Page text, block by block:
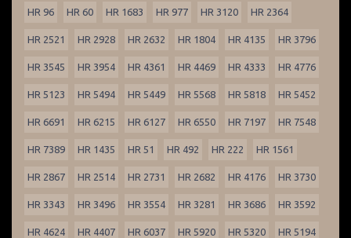
HR 96 HR 60 HR 1683 HR 977 HR 3120 HR 2364
HR 2521 HR 2928 HR 2632 HR 1804 HR 4135 HR 3796
HR 3545 HR 3954 HR 4361 HR 4469 HR 4333 HR 4776
HR 5123 HR 5494 HR 5449 HR 5568 HR 5818 HR 5452
HR 6691 HR 6215 HR 6127 HR 6550 HR 7197 HR 7548
HR 7389 HR 1435 HR 51 HR 492 HR 222 HR 1561
HR 2867 HR 2514 HR 2731 HR 2682 HR 4176 HR 3730
HR 3343 HR 3496 HR 3554 HR 3281 HR 3686 HR 3592
HR 4624 HR 4407 HR 6037 HR 5920 HR 5320 HR 5194